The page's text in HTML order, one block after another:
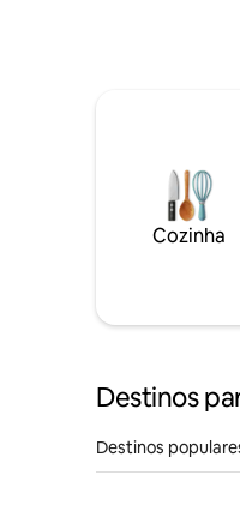
Cozinha
Destinos
Destinos